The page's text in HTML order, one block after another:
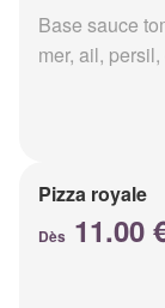
Base sauce
mer, ail,
Pizza royale
Dès 11.00